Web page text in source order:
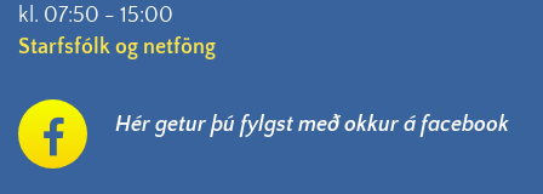
kl. 07:50 - 15:00
Starfsfólk og netföng
Hér getur þú fylgst með okkur á facebook